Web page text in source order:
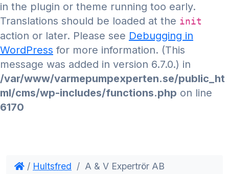
in the plugin or theme running too early.
Translations should be loaded at the init
action or later. Please see Debugging in
WordPress for more information. (This
message was added in version 6.7.0.) in
/var/www/varmepumpexperten.se/public_ht
ml/cms/wp-includes/functions.php on line
6170
/ Hultsfred / A & V Expertrör AB